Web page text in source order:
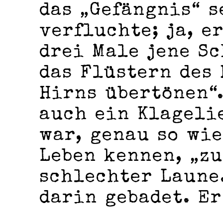
das „Gefängnis“
verfluchte; ja,
drei Male jene
das Flüstern des
Hirns
auch ein
war, genau so
Leben kennen,
schlechter
darin gebadet.